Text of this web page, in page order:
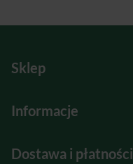
Sklep
Informacje
Dostawa i płatności